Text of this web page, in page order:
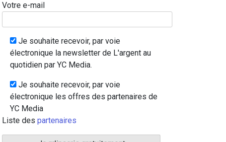
Votre e-mail
Je souhaite recevoir, par voie
électronique la newsletter de L'argent au
quotidien par YC Media.
Je souhaite recevoir, par voie
électronique les offres des partenaires de
YC Media
Liste des partenaires